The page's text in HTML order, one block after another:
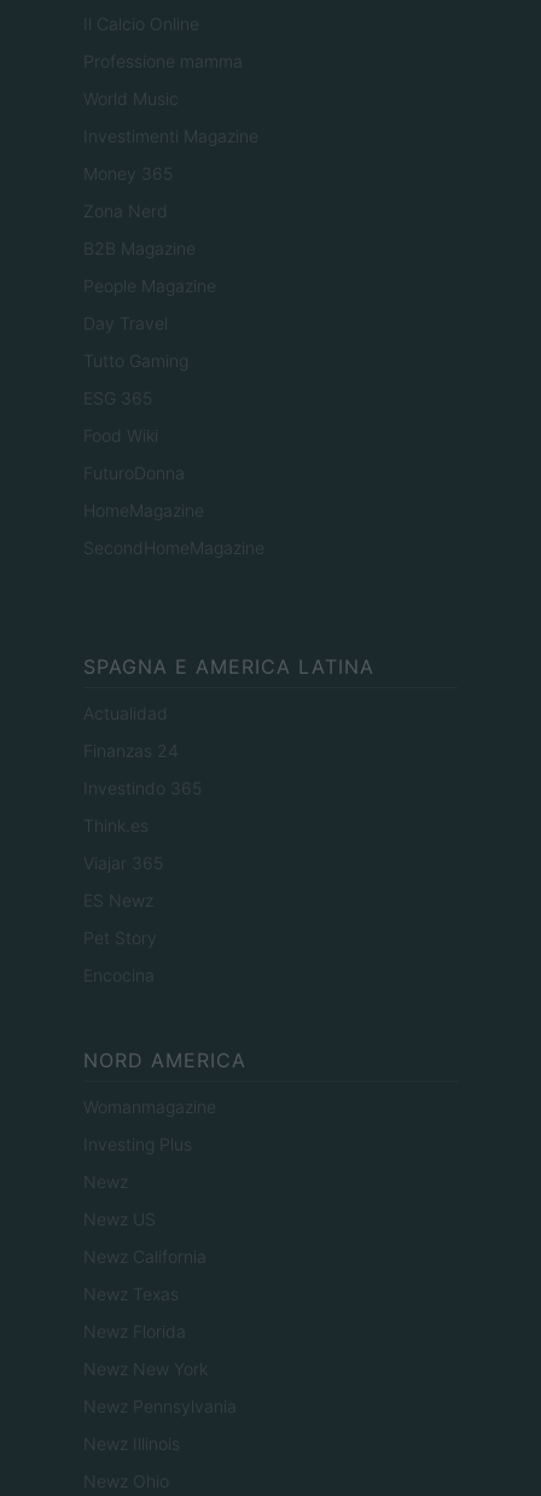
Il Calcio Online
Professione mamma
World Music
Investimenti Magazine
Money 365
Zona Nerd
B2B Magazine
People Magazine
Day Travel
Tutto Gaming
ESG 365
Food Wiki
FuturoDonna
HomeMagazine
SecondHomeMagazine
SPAGNA E AMERICA LATINA
Actualidad
Finanzas 24
Investindo 365
Think.es
Viajar 365
ES Newz
Pet Story
Encocina
NORD AMERICA
Womanmagazine
Investing Plus
Newz
Newz US
Newz California
Newz Texas
Newz Florida
Newz New York
Newz Pennsylvania
Newz Illinois
Newz Ohio